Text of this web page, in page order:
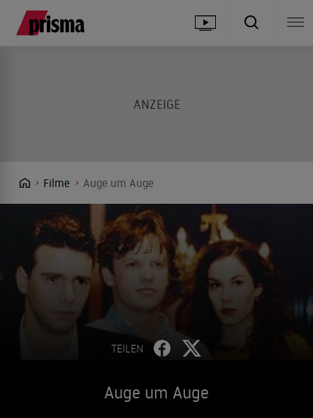
Filme Auge um Auge
TEILEN
Auge um Auge